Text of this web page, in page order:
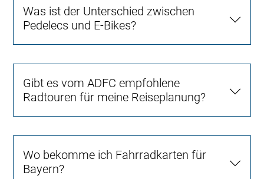
Was ist der Unterschied zwischen
Pedelecs und E-Bikes?
Gibt es vom ADFC empfohlene
Radtouren für meine Reiseplanung?
Wo bekomme ich Fahrradkarten für
Bayern?